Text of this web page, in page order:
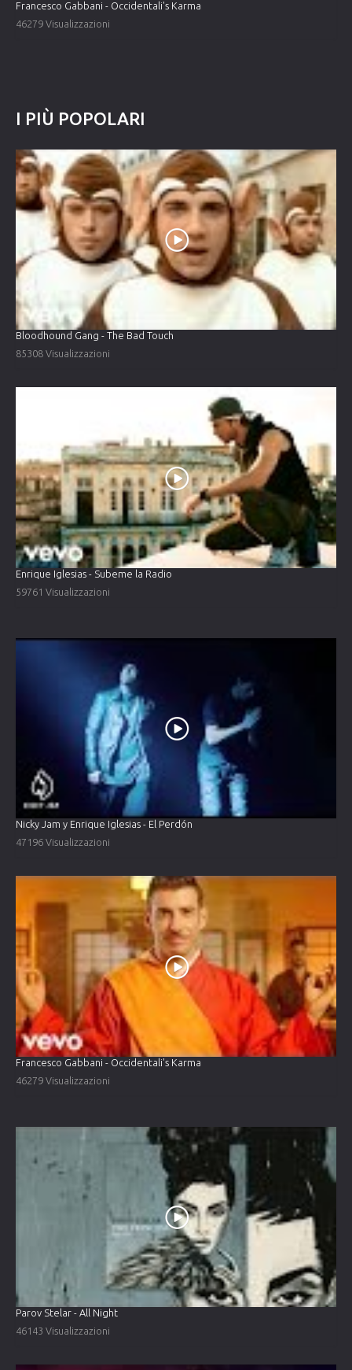
Francesco Gabbani - Occidentali's Karma
46279 Visualizzazioni
I PIÙ POPOLARI
Bloodhound Gang - The Bad Touch
85308 Visualizzazioni
Enrique Iglesias - Subeme la Radio
59761 Visualizzazioni
Nicky Jam y Enrique Iglesias - El Perdón
47196 Visualizzazioni
Francesco Gabbani - Occidentali's Karma
46279 Visualizzazioni
Parov Stelar - All Night
46143 Visualizzazioni